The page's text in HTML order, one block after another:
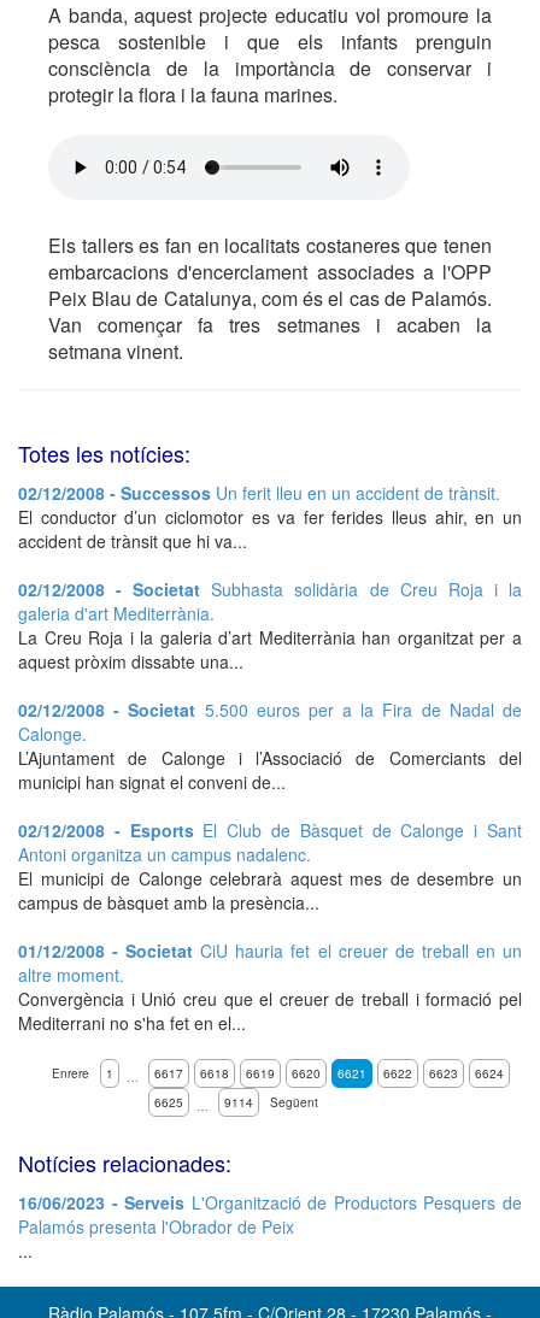
A banda, aquest projecte educatiu vol promoure la
pesca sostenible i que els infants prenguin
consciència de la importància de conservar i
protegir la flora i la fauna marines.
Els tallers es fan en localitats costaneres que tenen
embarcacions d'encerclament associades a l'OPP
Peix Blau de Catalunya, com és el cas de Palamós.
Van començar fa tres setmanes i acaben la
setmana vinent.
Totes les notícies:
02/12/2008 - Successos Un ferit lleu en un accident de trànsit.
El conductor d’un ciclomotor es va fer ferides lleus ahir, en un
accident de trànsit que hi va...
02/12/2008 - SocietatSubhasta solidària de Creu Roja i la
galeria d'art Mediterrània.
La Creu Roja i la galeria d’art Mediterrània han organitzat per a
aquest pròxim dissabte una...
02/12/2008 - Societat 5.500 euros per a la Fira de Nadal de
Calonge.
L’Ajuntament de Calonge i l’Associació de Comerciants del
municipi han signat el conveni de...
02/12/2008 - Esports El Club de Bàsquet de Calonge i Sant
Antoni organitza un campus nadalenc.
El municipi de Calonge celebrarà aquest mes de desembre un
campus de bàsquet amb la presència...
01/12/2008 - SocietatCiU hauria fet el creuer de treball en un
altre moment.
Convergència i Unió creu que el creuer de treball i formació pel
Mediterrani no s'ha fet en el...
Enrere 1 … 6617 6618 6619 6620 6621 6622 6623
6624
6625
… 9114 Següent
Notícies relacionades:
16/06/2023 - Serveis L'Organització de Productors Pesquers de
Palamós presenta l'Obrador de Peix
...
Ràdio Palamós - 107.5fm - C/Orient 28 - 17230 Palamós -